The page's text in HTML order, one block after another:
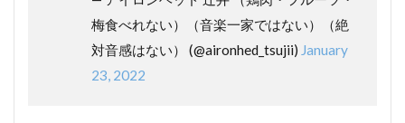
梅食べれない）（音楽一家ではない）（絶
対音感はない） (@aironhed_tsujii) January
23, 2022